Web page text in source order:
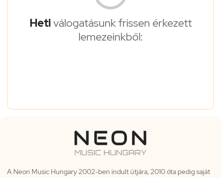
Hetiválogatásunk frissen érkezett
lemezeinkből:
A Neon Music Hungary 2002-ben indult útjára, 2010 óta pedig saját